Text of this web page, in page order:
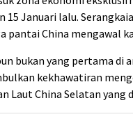
15 Januari lalu.
pantai China mengawal
bukan yang pertama di
kekhawatiran
Laut China Selatan yang